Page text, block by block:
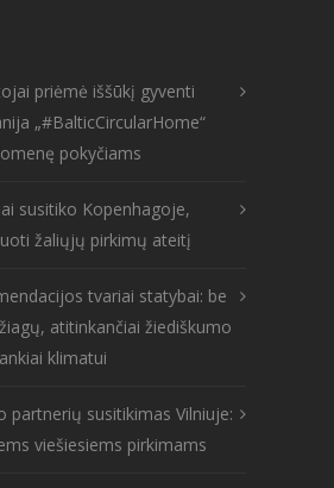
priėmė iššūkį gyventi
„#BalticCircularHome“
pokyčiams
susitiko Kopenhagoje,
žaliųjų pirkimų ateitį
tvariai statybai: be
atitinkančiai žiediškumo
klimatui
partnerių susitikimas Vilniuje:
viešiesiems pirkimams